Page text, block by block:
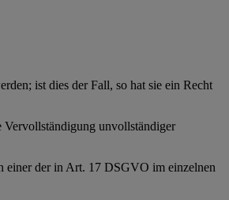
ist dies der Fall, so hat sie ein Recht
Vervollständigung unvollständiger
einer der in Art. 17 DSGVO im einzelnen